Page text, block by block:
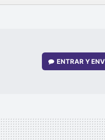
FACEBOOK
TWITTERFLIPBOARD
E-
ENTRAR Y